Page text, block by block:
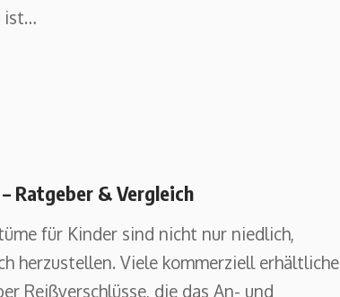
ist…
Ratgeber & Vergleich
für Kinder sind nicht nur niedlich,
herzustellen. Viele kommerziell erhältliche
Reißverschlüsse, die das An- und